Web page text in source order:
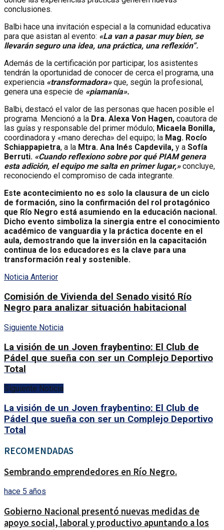
conclusiones.
Balbi hace una invitación especial a la comunidad educativa
para que asistan al evento: «La van a pasar muy bien, se
llevarán seguro una idea, una práctica, una reflexión”.
Además de la certificación por participar, los asistentes
tendrán la oportunidad de conocer de cerca el programa, una
experiencia «transformadora»que, según la profesional,
genera una especie de «piamanía».
Balbi, destacó el valor de las personas que hacen posible el
programa. Mencionó a la Dra. Alexa Von Hagen, coautora de
las guías y responsable del primer módulo; Micaela Bonilla,
coordinadora y «mano derecha» del equipo; la Mag. Rocío
Schiappapietra, a la Mtra. Ana Inés Capdevila, y a Sofía
Berruti. «Cuando reflexiono sobre por qué PIAM genera
esta adición, el equipo me salta en primer lugar,»concluye,
reconociendo el compromiso de cada integrante.
Este acontecimiento no es solo la clausura de un ciclo
de formación, sino la confirmación del rol protagónico
que Río Negro está asumiendo en la educación nacional.
Dicho evento simboliza la sinergia entre el conocimiento
académico de vanguardia y la práctica docente en el
aula, demostrando que la inversión en la capacitación
continua de los educadores es la clave para una
transformación real y sostenible.
Noticia Anterior
Comisión de Vivienda del Senado visitó Río
Negro para analizar situación habitacional
Siguiente Noticia
La visión de un Joven fraybentino: El Club de
Pádel que sueña con ser un Complejo Deportivo
Total
Siguiente Noticia
La visión de un Joven fraybentino: El Club de
Pádel que sueña con ser un Complejo Deportivo
Total
RECOMENDADAS
Sembrando emprendedores en Río Negro.
hace 5 años
Gobierno Nacional presentó nuevas medidas de
apoyo social, laboral y productivo apuntando a los